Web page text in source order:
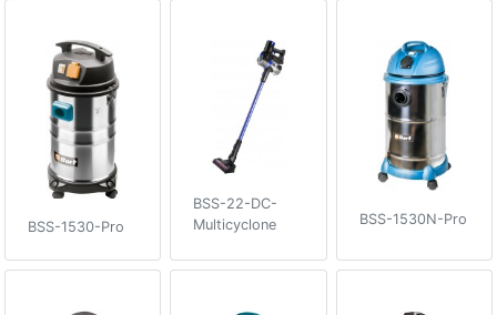
BSS-1530-Pro
BSS-22-DC-
Multicyclone
BSS-1530N-Pro